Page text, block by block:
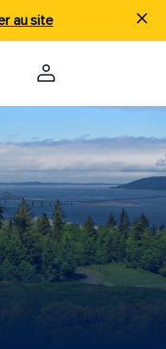
au site